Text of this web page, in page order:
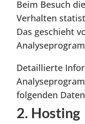
Beim Besuch
Verhalten
Das geschieht
Detaillierte
folgenden
2. Hosting